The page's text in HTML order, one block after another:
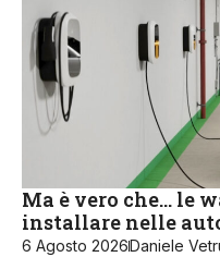
Ma è vero che… le
installare nelle
6 Agosto 2026Daniele